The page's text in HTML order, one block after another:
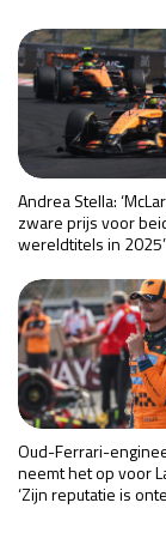
Andrea Stella:
zware prijs voor
wereldtitels in 2025’
Oud-Ferrari-
neemt het op voor
‘Zijn reputatie is